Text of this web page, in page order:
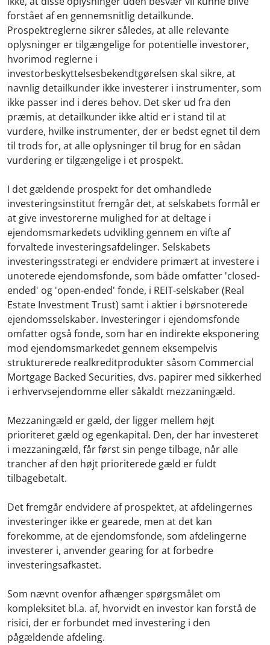
forstået af en gennemsnitlig detailkunde.
Prospektreglerne sikrer således, at alle relevante
oplysninger er tilgængelige for potentielle investorer,
hvorimod reglerne i
investorbeskyttelsesbekendtgørelsen skal sikre, at
navnlig detailkunder ikke investerer i instrumenter, som
ikke passer ind i deres behov. Det sker ud fra den
præmis, at detailkunder ikke altid er i stand til at
vurdere, hvilke instrumenter, der er bedst egnet til dem
til trods for, at alle oplysninger til brug for en sådan
vurdering er tilgængelige i et prospekt.
I det gældende prospekt for det omhandlede
investeringsinstitut fremgår det, at selskabets formål er
at give investorerne mulighed for at deltage i
ejendomsmarkedets udvikling gennem en vifte af
forvaltede investeringsafdelinger. Selskabets
investeringsstrategi er endvidere primært at investere i
unoterede ejendomsfonde, som både omfatter 'closed-
ended' og 'open-ended' fonde, i REIT-selskaber (Real
Estate Investment Trust) samt i aktier i børsnoterede
ejendomsselskaber. Investeringer i ejendomsfonde
omfatter også fonde, som har en indirekte eksponering
mod ejendomsmarkedet gennem eksempelvis
strukturerede realkreditprodukter såsom Commercial
Mortgage Backed Securities, dvs. papirer med sikkerhed
i erhvervsejendomme eller såkaldt mezzaningæld.
Mezzaningæld er gæld, der ligger mellem højt
prioriteret gæld og egenkapital. Den, der har investeret
i mezzaningæld, får først sin penge tilbage, når alle
trancher af den højt prioriterede gæld er fuldt
tilbagebetalt.
Det fremgår endvidere af prospektet, at afdelingernes
investeringer ikke er gearede, men at det kan
forekomme, at de ejendomsfonde, som afdelingerne
investerer i, anvender gearing for at forbedre
investeringsafkastet.
Som nævnt ovenfor afhænger spørgsmålet om
kompleksitet bl.a. af, hvorvidt en investor kan forstå de
risici, der er forbundet med investering i den
pågældende afdeling.